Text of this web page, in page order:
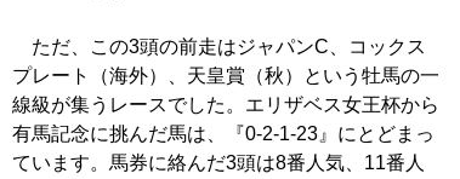
ただ、この3頭の前走はジャパンC、コックス
プレート（海外）、天皇賞（秋）という牡馬の一
線級が集うレースでした。エリザベス女王杯から
有馬記念に挑んだ馬は、『0-2-1-23』にとどまっ
ています。馬券に絡んだ3頭は8番人気、11番人